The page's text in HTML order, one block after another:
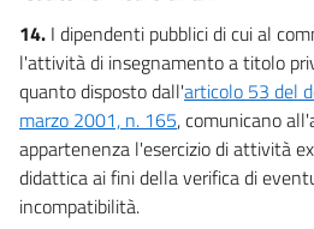
14. I dipendenti pubblici di cui al
l'attività di insegnamento a titolo
quanto disposto dall'articolo 53 del
marzo 2001, n. 165, comunicano
appartenenza l'esercizio di attività
didattica ai fini della verifica di
incompatibilità.